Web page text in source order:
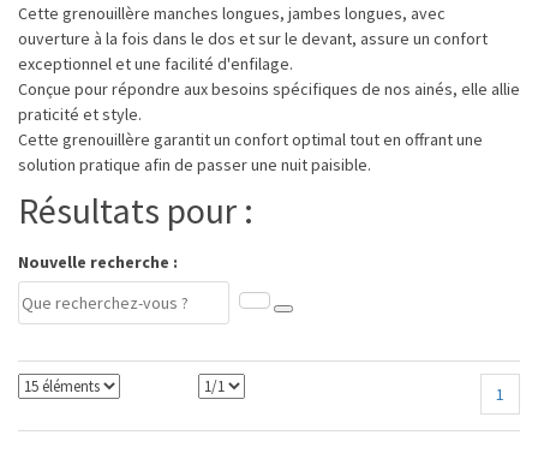
Cette grenouillère manches longues, jambes longues, avec
ouverture à la fois dans le dos et sur le devant, assure un confort
exceptionnel et une facilité d'enfilage.
Conçue pour répondre aux besoins spécifiques de nos ainés, elle allie
praticité et style.
Cette grenouillère garantit un confort optimal tout en offrant une
solution pratique afin de passer une nuit paisible.
Résultats pour :
Nouvelle recherche :
1